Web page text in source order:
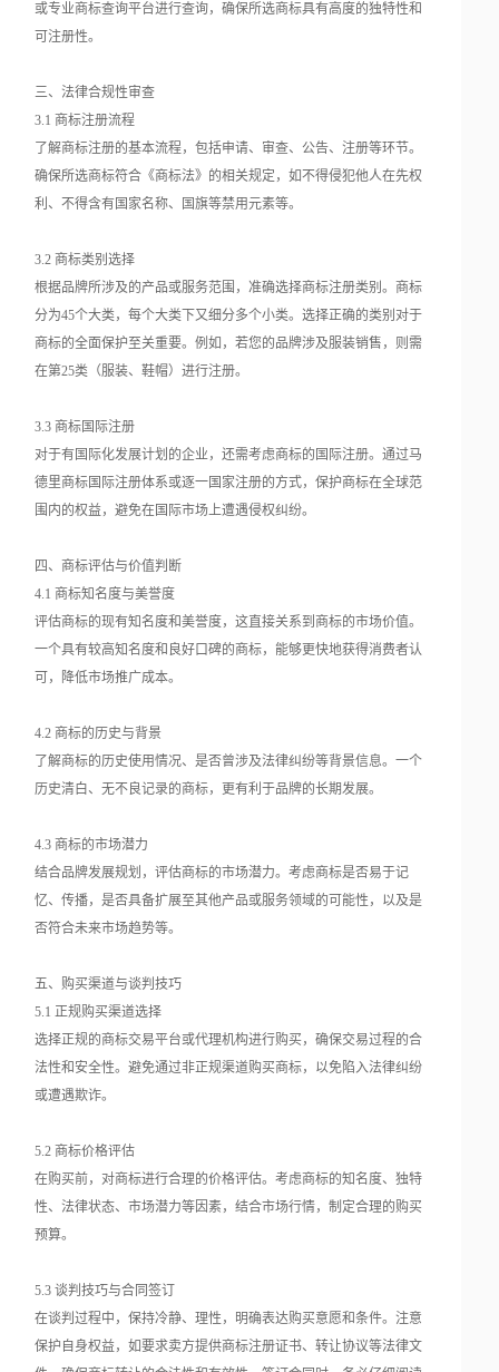
或专业商标查询平台进行查询，确保所选商标具有高度的独特性和
可注册性。
三、法律合规性审查
3.1 商标注册流程
了解商标注册的基本流程，包括申请、审查、公告、注册等环节。
确保所选商标符合《商标法》的相关规定，如不得侵犯他人在先权
利、不得含有国家名称、国旗等禁用元素等。
3.2 商标类别选择
根据品牌所涉及的产品或服务范围，准确选择商标注册类别。商标
分为45个大类，每个大类下又细分多个小类。选择正确的类别对于
商标的全面保护至关重要。例如，若您的品牌涉及服装销售，则需
在第25类（服装、鞋帽）进行注册。
3.3 商标国际注册
对于有国际化发展计划的企业，还需考虑商标的国际注册。通过马
德里商标国际注册体系或逐一国家注册的方式，保护商标在全球范
围内的权益，避免在国际市场上遭遇侵权纠纷。
四、商标评估与价值判断
4.1 商标知名度与美誉度
评估商标的现有知名度和美誉度，这直接关系到商标的市场价值。
一个具有较高知名度和良好口碑的商标，能够更快地获得消费者认
可，降低市场推广成本。
4.2 商标的历史与背景
了解商标的历史使用情况、是否曾涉及法律纠纷等背景信息。一个
历史清白、无不良记录的商标，更有利于品牌的长期发展。
4.3 商标的市场潜力
结合品牌发展规划，评估商标的市场潜力。考虑商标是否易于记
忆、传播，是否具备扩展至其他产品或服务领域的可能性，以及是
否符合未来市场趋势等。
五、购买渠道与谈判技巧
5.1 正规购买渠道选择
选择正规的商标交易平台或代理机构进行购买，确保交易过程的合
法性和安全性。避免通过非正规渠道购买商标，以免陷入法律纠纷
或遭遇欺诈。
5.2 商标价格评估
在购买前，对商标进行合理的价格评估。考虑商标的知名度、独特
性、法律状态、市场潜力等因素，结合市场行情，制定合理的购买
预算。
5.3 谈判技巧与合同签订
在谈判过程中，保持冷静、理性，明确表达购买意愿和条件。注意
保护自身权益，如要求卖方提供商标注册证书、转让协议等法律文